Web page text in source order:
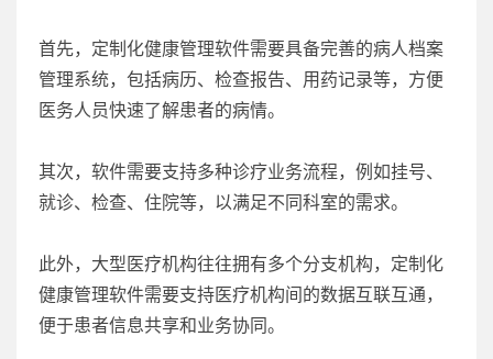
首先，定制化健康管理软件需要具备完善的病人档案
管理系统，包括病历、检查报告、用药记录等，方便
医务人员快速了解患者的病情。
其次，软件需要支持多种诊疗业务流程，例如挂号、
就诊、检查、住院等，以满足不同科室的需求。
此外，大型医疗机构往往拥有多个分支机构，定制化
健康管理软件需要支持医疗机构间的数据互联互通，
便于患者信息共享和业务协同。